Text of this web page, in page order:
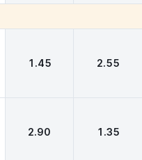
1.45 2.55
2.90 1.35